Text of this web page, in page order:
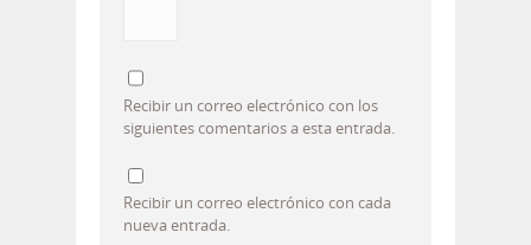
Recibir un correo electrónico con los
siguientes comentarios a esta entrada.
Recibir un correo electrónico con cada
nueva entrada.